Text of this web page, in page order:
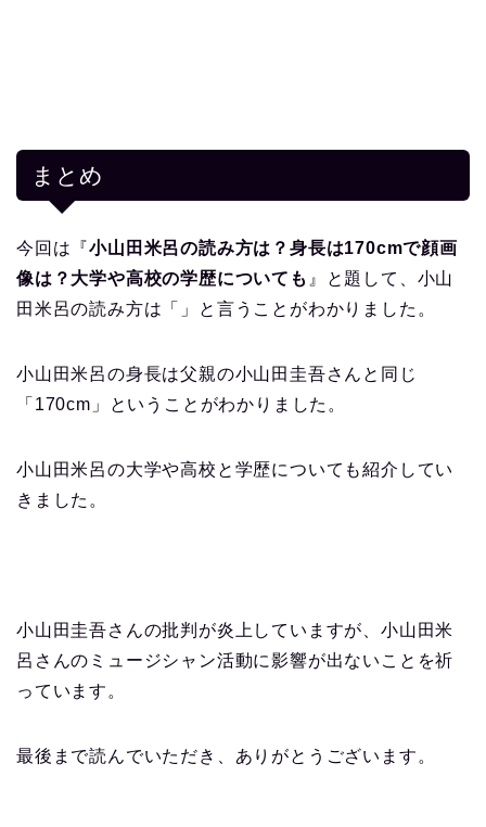
まとめ
今回は『小山田米呂の読み方は？身長は170cmで顔画
像は？大学や高校の学歴についても 』と題して、小山
田米呂の読み方は「」と言うことがわかりました。
小山田米呂の身長は父親の小山田圭吾さんと同じ
「170cm」ということがわかりました。
小山田米呂の大学や高校と学歴についても紹介してい
きました。
小山田圭吾さんの批判が炎上していますが、小山田米
呂さんのミュージシャン活動に影響が出ないことを祈
っています。
最後まで読んでいただき、ありがとうございます。